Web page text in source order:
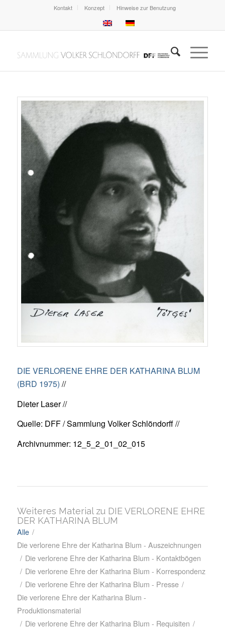
Kontakt Konzept Hinweise zur Benutzung
DIE VERLORENE EHRE DER KATHARINA BLUM
(BRD 1975) //
Dieter Laser //
Quelle: DFF / Sammlung Volker Schlöndorff //
Archivnummer: 12_5_2_01_02_015
Weiteres Material zu DIE VERLORENE EHRE
DER KATHARINA BLUM
Alle /
Die verlorene Ehre der Katharina Blum - Auszeichnungen
/ Die verlorene Ehre der Katharina Blum - Kontaktbögen
/ Die verlorene Ehre der Katharina Blum - Korrespondenz
/ Die verlorene Ehre der Katharina Blum - Presse /
Die verlorene Ehre der Katharina Blum -
Produktionsmaterial
/ Die verlorene Ehre der Katharina Blum - Requisiten /